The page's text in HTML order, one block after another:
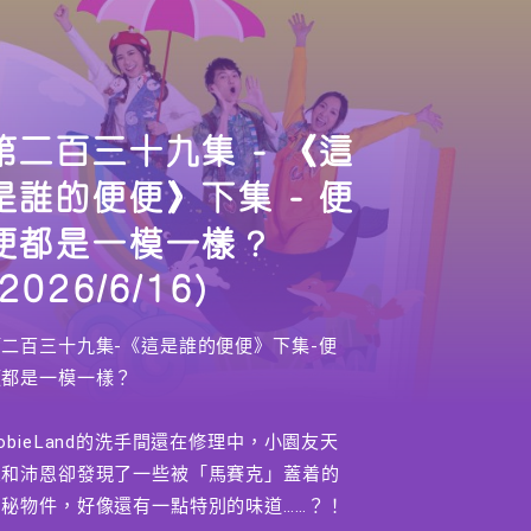
二百三十九集 - 《這
誰的便便》下集 - 便
都是一模一樣？
6/16)
百三十九集-《這是誰的便便》下集-便
是一模一樣？
的洗手間還在修理中，小園友天
沛恩卻發現了一些被「馬賽克」蓋着的
物件，好像還有一點特別的味道……？！